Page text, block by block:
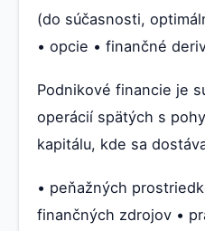
(do súčasnosti,
• opcie • finančné
Podnikové financie je
operácií spätých s
kapitálu, kde sa
• peňažných
finančných zdrojov •